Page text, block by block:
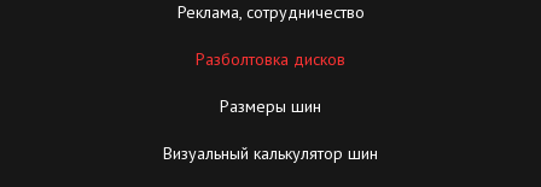
Реклама, сотрудничество
Разболтовка дисков
Размеры шин
Визуальный калькулятор шин